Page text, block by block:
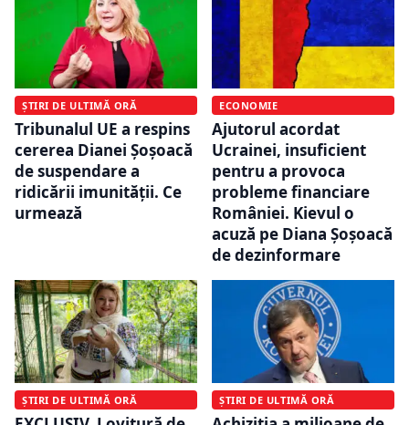
ȘTIRI DE ULTIMĂ ORĂ
Tribunalul UE a respins
cererea Dianei Șoșoacă
de suspendare a
ridicării imunității. Ce
urmează
ECONOMIE
Ajutorul acordat
Ucrainei, insuficient
pentru a provoca
probleme financiare
României. Kievul o
acuză pe Diana Șoșoacă
de dezinformare
ȘTIRI DE ULTIMĂ ORĂ ȘTIRI DE ULTIMĂ ORĂ